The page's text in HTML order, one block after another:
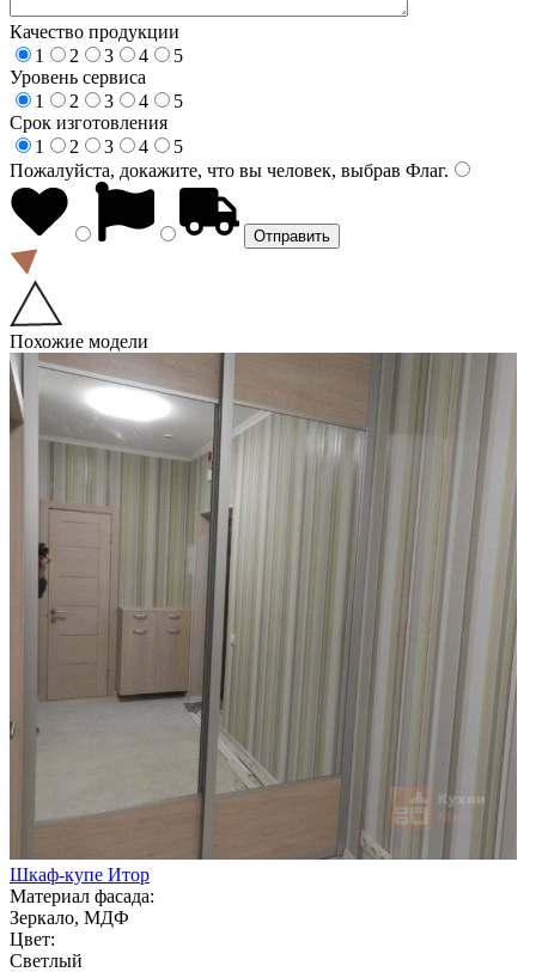
Качество продукции
1
2 3 4
5
Уровень сервиса
1
2 3 4
5
Срок изготовления
1
2 3 4
5
Пожалуйста, докажите, что вы человек, выбрав Флаг.
Похожие модели
Шкаф-купе Итор
Материал фасада:
Зеркало, МДФ
Цвет:
Светлый